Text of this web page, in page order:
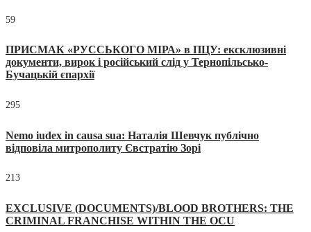
59
ПРИСМАК «РУССЬКОГО МІРА» в ПЦУ: ексклюзивні
документи, вирок і російський слід у Тернопільсько-
Бучацькій єпархії
295
Nemo iudex in causa sua: Наталія Шевчук публічно
відповіла митрополиту Євстратію Зорі
213
EXCLUSIVE (DOCUMENTS)/BLOOD BROTHERS: THE
CRIMINAL FRANCHISE WITHIN THE OCU